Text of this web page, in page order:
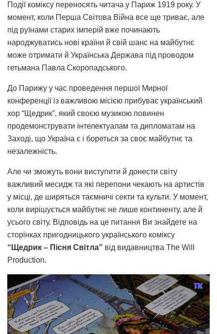
Події коміксу переносять читача у Париж 1919 року. У
момент, коли Перша Світова Війна все ще триває, але
під руїнами старих імперій вже починають
народжуватись нові країни й свій шанс на майбутнє
може отримати й Українська Держава під проводом
гетьмана Павла Скоропадського.
До Парижу у час проведення першої Мирної
конференції із важливою місією прибуває український
хор “Щедрик”, який своєю музикою повинен
продемонструвати інтелектуалам та дипломатам на
Заході, що Україна є і бореться за своє майбутнє та
незалежність.
Але чи зможуть вони виступити й донести світу
важливий месидж та які перепони чекають на артистів
у місці, де ширяться таємничі секти та культи. У момент,
коли вирішується майбутнє не лише континенту, але й
усього світу. Відповідь на це питання Ви знайдете на
сторінках пригодницького українського коміксу
“Щедрик – Пісня Світла” від видавництва The Will
Production.